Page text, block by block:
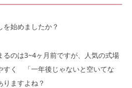
を始めましたか？
るのは3~4ヶ月前ですが、人気の式場
すく 「一年後じゃないと空いてな
りますよね？